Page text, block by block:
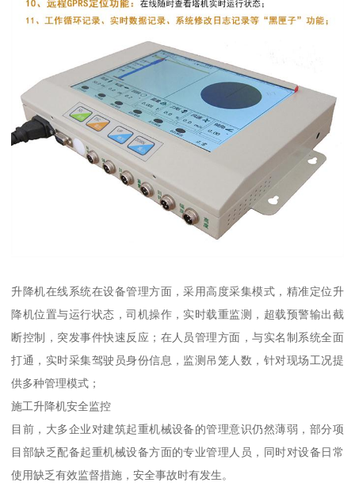
升降机在线系统在设备管理方面，采用高度采集模式，精准定位升
降机位置与运行状态，司机操作，实时载重监测，超载预警输出截
断控制，突发事件快速反应；在人员管理方面，与实名制系统全面
打通，实时采集驾驶员身份信息，监测吊笼人数，针对现场工况提
供多种管理模式；
施工升降机安全监控
目前，大多企业对建筑起重机械设备的管理意识仍然薄弱，部分项
目部缺乏配备起重机械设备方面的专业管理人员，同时对设备日常
使用缺乏有效监督措施，安全事故时有发生。